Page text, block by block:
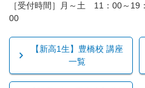
［受付時間］月～土 11：00～
00
【新高1生】豊橋校 講座
一覧